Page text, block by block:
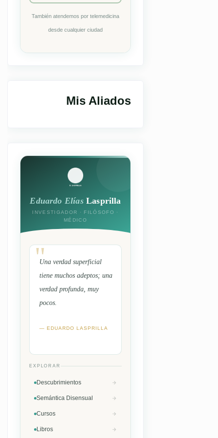
También atendemos por telemedicina
desde cualquier ciudad
Mis Aliados
Eduardo ElíasLasprilla
INVESTIGADOR · FILÓSOFO ·
MÉDICO
Una verdad superficial
tiene muchos adeptos; una
verdad profunda, muy
pocos.
— EDUARDO LASPRILLA
EXPLORAR
Descubrimientos
Semántica Disensual
Cursos
Libros